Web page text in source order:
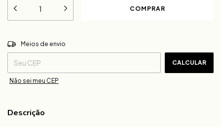
Entregas para o CEP:
Meios de envio
CALCULAR
Não sei meu CEP
Descrição